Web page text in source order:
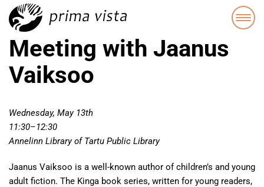
Meeting with Jaanus
Vaiksoo
Wednesday, May 13th
11:30–12:30
Annelinn Library of Tartu Public Library
Jaanus Vaiksoo is a well-known author of children’s and young
adult fiction. The Kinga book series, written for young readers,